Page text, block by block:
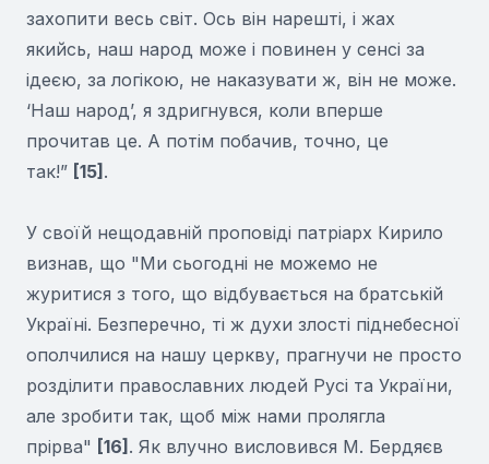
захопити весь світ. Ось він нарешті, і жах
якийсь, наш народ може і повинен у сенсі за
ідеєю, за логікою, не наказувати ж, він не може.
‘Наш народ’, я здригнувся, коли вперше
прочитав це. А потім побачив, точно, це
так!” [15] .
У своїй нещодавній проповіді патріарх Кирило
визнав, що "Ми сьогодні не можемо не
журитися з того, що відбувається на братській
Україні. Безперечно, ті ж духи злості піднебесної
ополчилися на нашу церкву, прагнучи не просто
розділити православних людей Русі та України,
але зробити так, щоб між нами пролягла
прірва" [16] . Як влучно висловився М. Бердяєв